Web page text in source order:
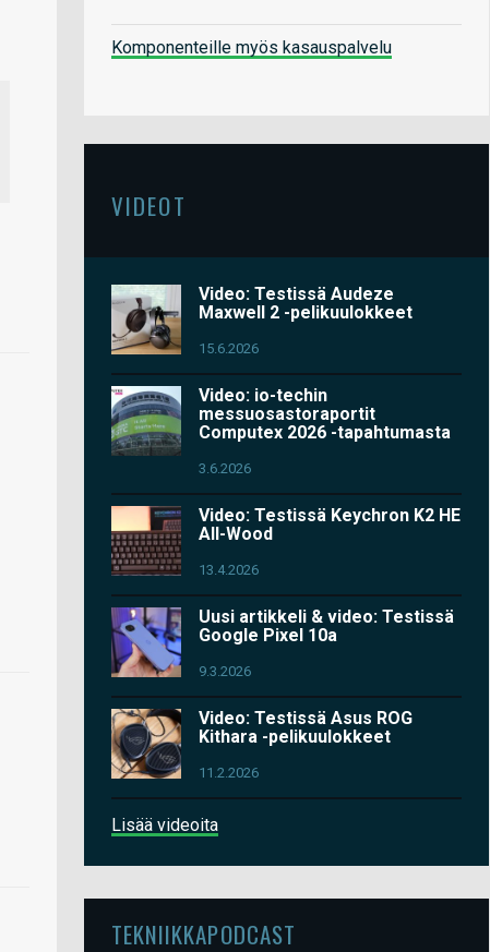
Komponenteille myös kasauspalvelu
VIDEOT
Video: Testissä Audeze
Maxwell 2 -pelikuulokkeet
15.6.2026
Video: io-techin
messuosastoraportit
Computex 2026 -tapahtumasta
3.6.2026
Video: Testissä Keychron K2 HE
All-Wood
13.4.2026
Uusi artikkeli & video: Testissä
Google Pixel 10a
9.3.2026
Video: Testissä Asus ROG
Kithara -pelikuulokkeet
11.2.2026
Lisää videoita
TEKNIIKKAPODCAST